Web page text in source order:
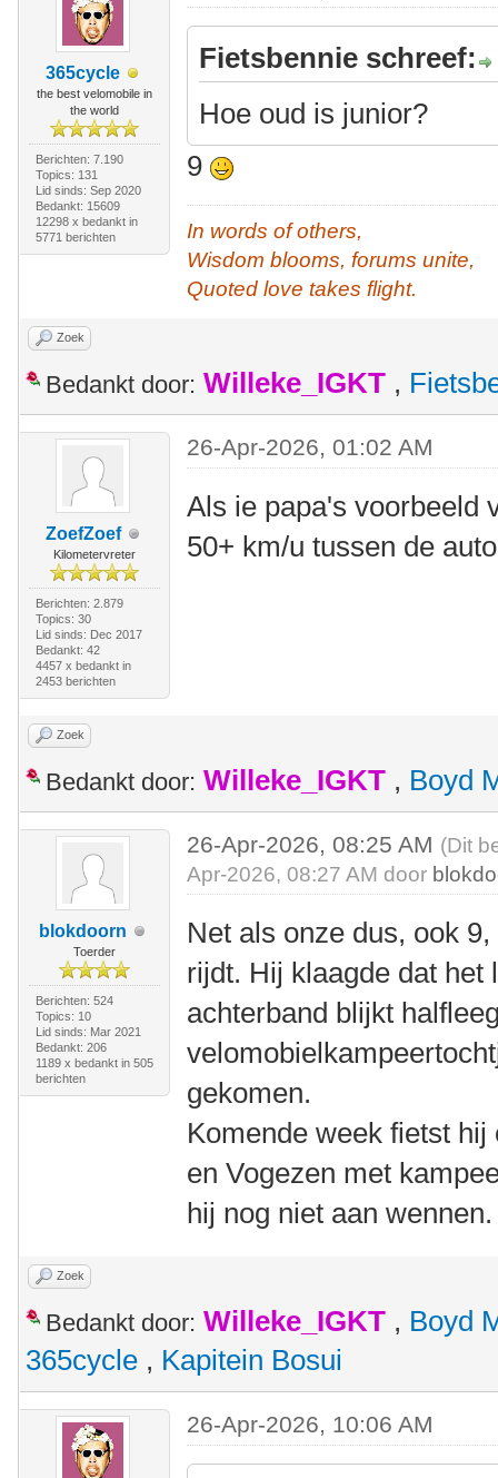
365cycle
the best velomobile in
the world
Berichten: 7.190
Topics: 131
Lid sinds: Sep 2020
Bedankt: 15609
12298 x bedankt in
5771 berichten
Fietsbennie schreef:
Hoe oud is junior?
9
In words of others,
Wisdom blooms, forums unite,
Quoted love takes flight.
Zoek
Bedankt door: Willeke_IGKT ,
ZoefZoef
Kilometervreter
Berichten: 2.879
Topics: 30
Lid sinds: Dec 2017
Bedankt: 42
4457 x bedankt in
2453 berichten
26-Apr-2026, 01:02 AM
Als ie papa's voorbeeld
50+ km/u tussen de
Zoek
Bedankt door: Willeke_IGKT , Boyd
blokdoorn
Toerder
Berichten: 524
Topics: 10
Lid sinds: Mar 2021
Bedankt: 206
1189 x bedankt in 505
berichten
26-Apr-2026, 08:25 AM (Dit
Apr-2026, 08:27 AM door
Net als onze dus, ook
rijdt. Hij klaagde dat het
achterband blijkt
gekomen.
Komende week fietst hij
en Vogezen met
hij nog niet aan wennen.
Zoek
Bedankt door: Willeke_IGKT , Boyd
365cycle , Kapitein Bosui
26-Apr-2026, 10:06 AM